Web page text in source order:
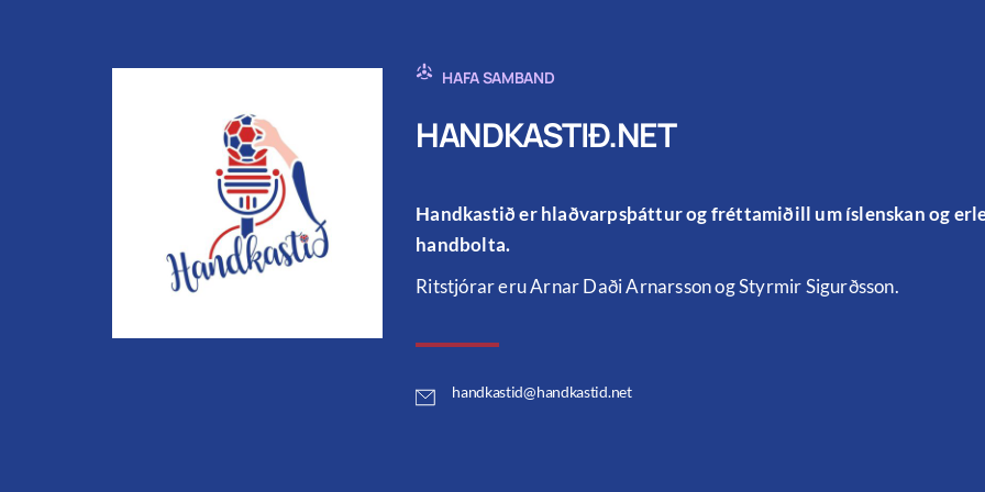
HAFA SAMBAND
HANDKASTIÐ.NET
Handkastið er hlaðvarpsþáttur og fréttamiðill um íslenskan og
handbolta.
Ritstjórar eru Arnar Daði Arnarsson og Styrmir Sigurðsson.
handkastid@handkastid.net